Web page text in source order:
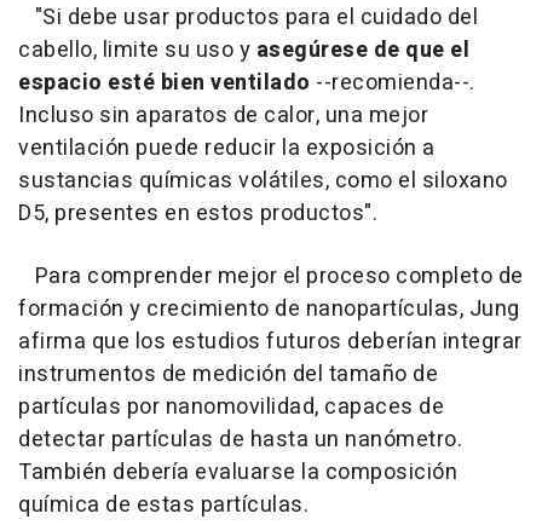
"Si debe usar productos para el cuidado del
cabello, limite su uso y asegúrese de que el
espacio esté bien ventilado --recomienda--.
Incluso sin aparatos de calor, una mejor
ventilación puede reducir la exposición a
sustancias químicas volátiles, como el siloxano
D5, presentes en estos productos".
Para comprender mejor el proceso completo de
formación y crecimiento de nanopartículas, Jung
afirma que los estudios futuros deberían integrar
instrumentos de medición del tamaño de
partículas por nanomovilidad, capaces de
detectar partículas de hasta un nanómetro.
También debería evaluarse la composición
química de estas partículas.